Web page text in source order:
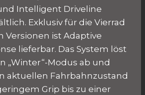
Intelligent Driveline
Exklusiv für die Vierrad
Versionen ist Adaptive
lieferbar. Das System löst
„Winter“-Modus ab und
aktuellen Fahrbahnzustand
Grip bis zu einer